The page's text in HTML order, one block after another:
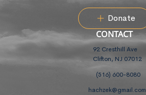
Donate
CONTACT
92 Cresthill Ave
Clifton, NJ 07012
(516) 600-8080
hachzek@gmail.com